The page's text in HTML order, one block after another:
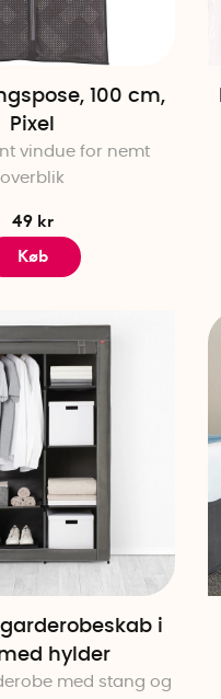
100 cm,
Pixel
vindue for nemt
overblik
49 kr
Køb
i
hylder
med stang og